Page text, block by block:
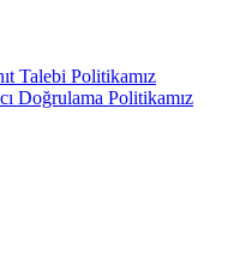
Talebi Politikamız
Doğrulama Politikamız